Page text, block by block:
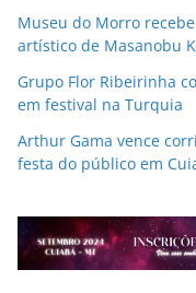
Museu do Morro
artístico de Masanobu
Grupo Flor Ribeirinha
em festival na Turquia
Arthur Gama vence
festa do público em